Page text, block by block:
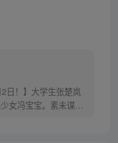
2日！】大学生张楚岚
女冯宝宝。素未谋面